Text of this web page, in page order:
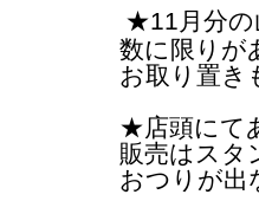
★11月分の
数に限りが
お取り置き
★店頭にて
販売はスタ
おつりが出